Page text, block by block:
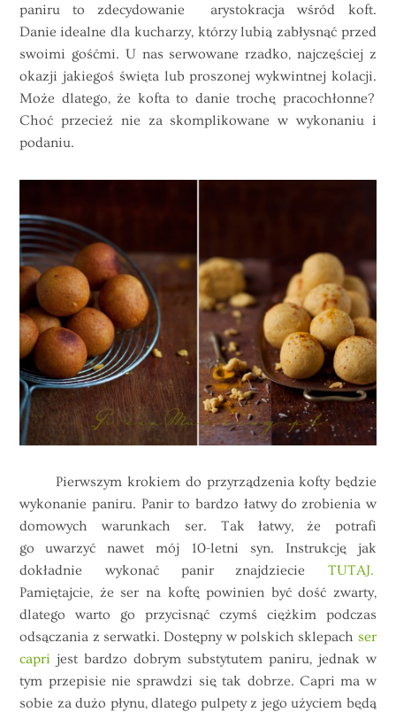
paniru to zdecydowanie arystokracja wśród koft.
Danie idealne dla kucharzy, którzy lubią zabłysnąć przed
swoimi gośćmi. U nas serwowane rzadko, najczęściej z
okazji jakiegoś święta lub proszonej wykwintnej kolacji.
Może dlatego, że kofta to danie trochę pracochłonne?
Choć przecież nie za skomplikowane w wykonaniu i
podaniu.
Pierwszym krokiem do przyrządzenia kofty będzie
wykonanie paniru. Panir to bardzo łatwy do zrobienia w
domowych warunkach ser. Tak łatwy, że potrafi
go uwarzyć nawet mój 10-letni syn. Instrukcję jak
dokładnie wykonać panir znajdziecie TUTAJ.
Pamiętajcie, że ser na koftę powinien być dość zwarty,
dlatego warto go przycisnąć czymś ciężkim podczas
odsączania z serwatki. Dostępny w polskich sklepach ser
capri jest bardzo dobrym substytutem paniru, jednak w
tym przepisie nie sprawdzi się tak dobrze. Capri ma w
sobie za dużo płynu, dlatego pulpety z jego użyciem będą